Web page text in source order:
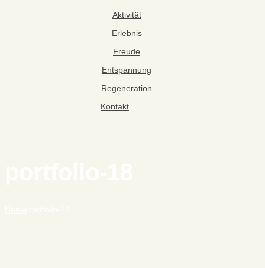
Aktivität
Erlebnis
Freude
Entspannung
Regeneration
Kontakt